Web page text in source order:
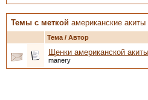
Темы с меткой американские акиты
Тема / Автор
Щенки американской
manery